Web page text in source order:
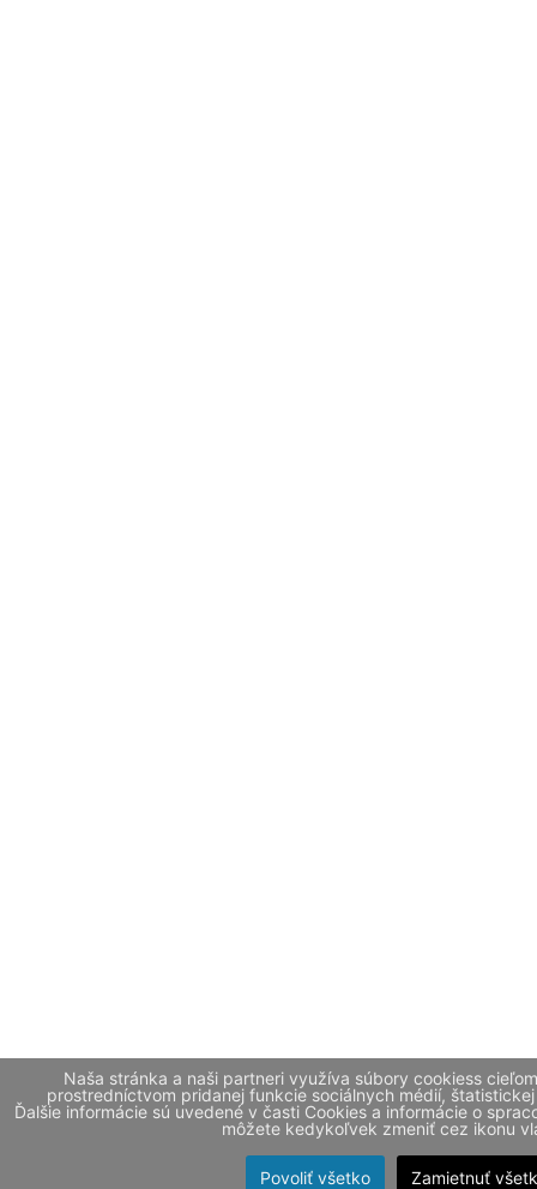
Naša stránka a naši partneri využíva súbory cookiess
prostredníctvom pridanej funkcie sociálnych médií,
Ďalšie informácie sú uvedené v časti Cookies a informácie o
môžete kedykoľvek zmeniť cez ikonu
Povoliť všetko Zamietnuť